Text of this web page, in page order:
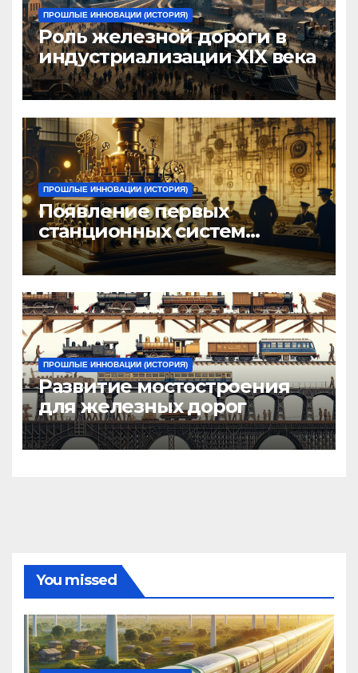
ПРОШЛЫЕ ИННОВАЦИИ (ИСТОРИЯ)
Роль железной дороги в
индустриализации XIX века
ПРОШЛЫЕ ИННОВАЦИИ (ИСТОРИЯ)
Появление первых
станционных систем
управления
ПРОШЛЫЕ ИННОВАЦИИ (ИСТОРИЯ)
Развитие мостостроения
для железных дорог
You missed